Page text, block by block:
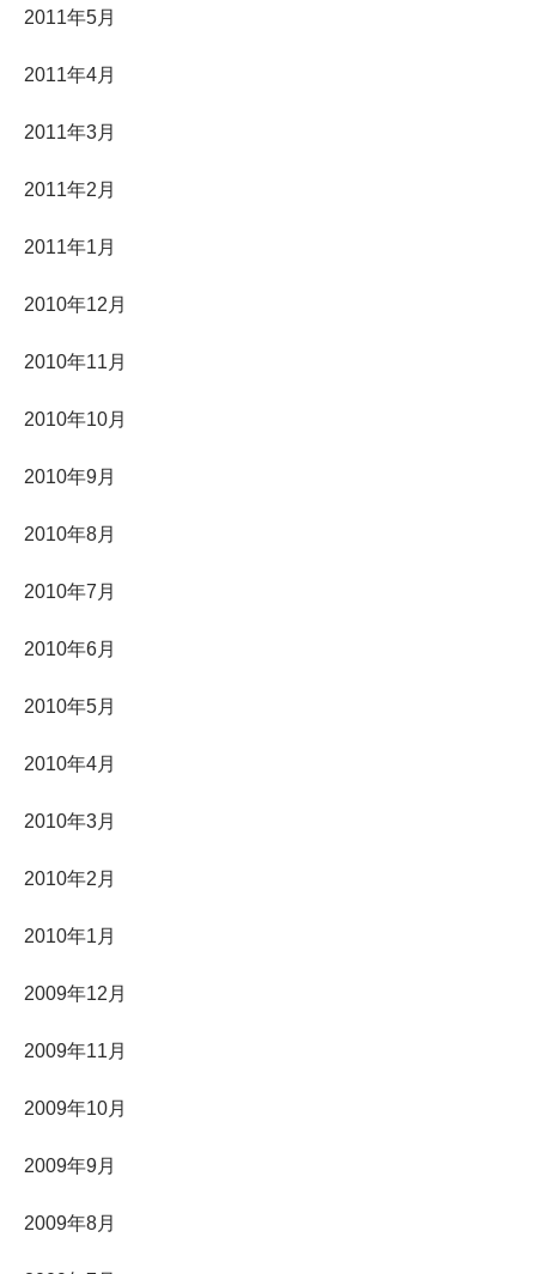
2011年5月
2011年4月
2011年3月
2011年2月
2011年1月
2010年12月
2010年11月
2010年10月
2010年9月
2010年8月
2010年7月
2010年6月
2010年5月
2010年4月
2010年3月
2010年2月
2010年1月
2009年12月
2009年11月
2009年10月
2009年9月
2009年8月